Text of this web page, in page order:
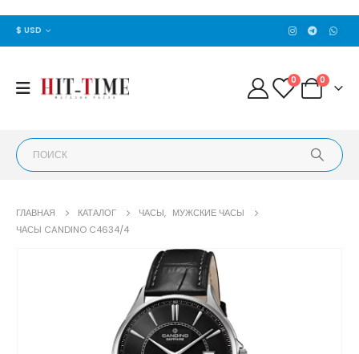
$ USD
0 0
ГЛАВНАЯ КАТАЛОГ ЧАСЫ, МУЖСКИЕ ЧАСЫ
ЧАСЫ CANDINO C4634/4